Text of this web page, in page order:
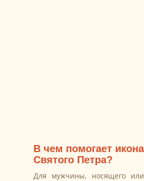
В чем помогает икона
Святого Петра?
Для мужчины, носящего или